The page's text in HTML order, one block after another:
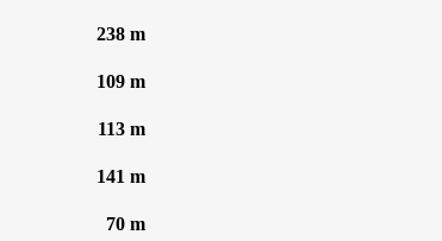
238 m
109 m
113 m
141 m
70 m